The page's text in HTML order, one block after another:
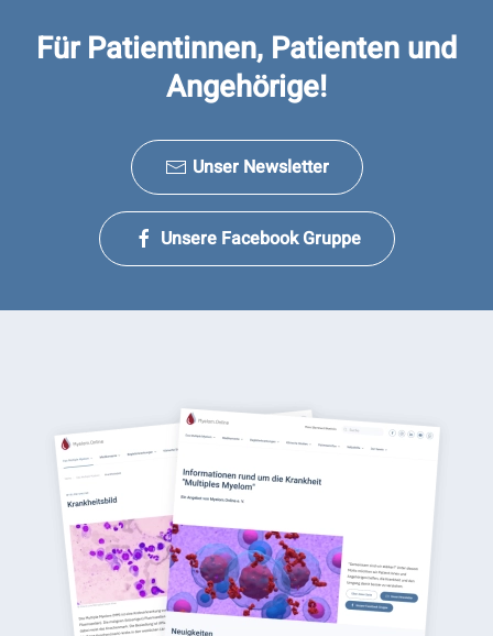
Für Patientinnen, Patienten und
Angehörige!
Unser Newsletter
Unsere Facebook Gruppe